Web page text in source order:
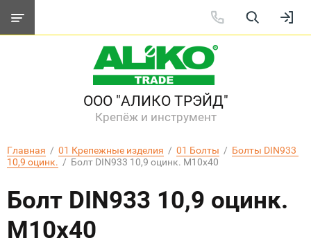
ООО "АЛИКО ТРЭЙД"
Крепёж и инструмент
Главная
  /
01 Крепежные изделия
  /
01 Болты
  /
Болты DIN933
10,9 оцинк.
  /  Болт DIN933 10,9 оцинк. М10x40
Болт DIN933 10,9 оцинк.
М10x40